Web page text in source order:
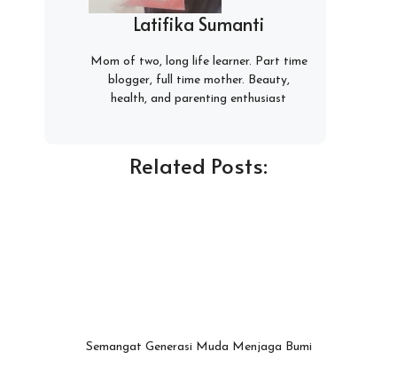
Latifika Sumanti
Mom of two, long life learner. Part time
blogger, full time mother. Beauty,
health, and parenting enthusiast
Related Posts:
Semangat Generasi Muda Menjaga Bumi